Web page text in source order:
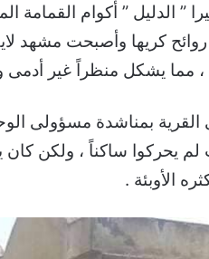
” الدليل ” أكوام القمامة
روائح كريها وأصبحت مشهد
مما يشكل منظراً غير أدمى
القرية بمناشدة مسؤولى
لم يحركوا ساكناً ، ولكن
الأوبئة .